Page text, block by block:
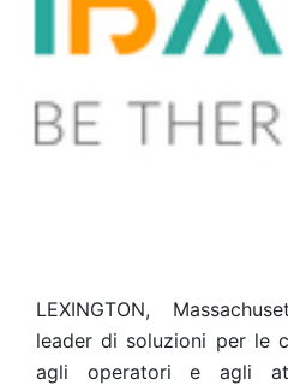
LEXINGTON,
leader di soluzioni per le
agli operatori e agli